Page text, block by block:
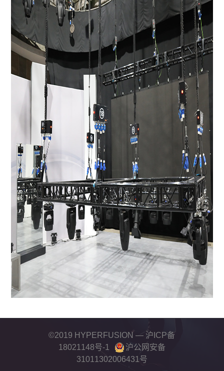
©2019 HYPERFUSION — 沪ICP备
18021148号-1
沪公网安备
31011302006431号